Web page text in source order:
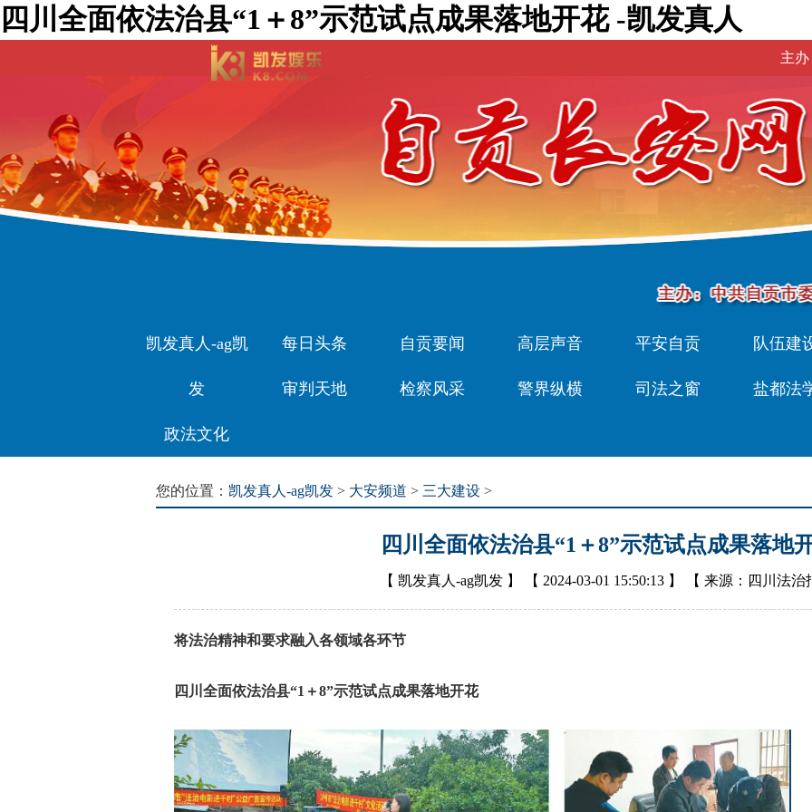
四川全面依法治县“1＋8”示范试点成果落地开花 -凯发真人
主
凯发真人-ag凯
发
每日头条 自贡要闻 高层声音 平安自贡 队伍建
审判天地 检察风采 警界纵横 司法之窗 盐都法
政法文化
您的位置： 凯发真人-ag凯发 > 大安频道 > 三大建设 >
四川全面依法治县“1＋8”示范试点成果落地
【 凯发真人-ag凯发 】 【 2024-03-01 15:50:13 】 【 来源：四川法治
将法治精神和要求融入各领域各环节
四川全面依法治县“1＋8”示范试点成果落地开花